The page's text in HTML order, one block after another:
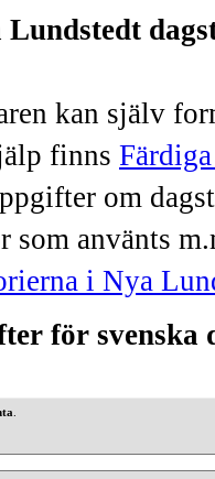
kan själv
finns
om
som använts
i Nya
för svenska